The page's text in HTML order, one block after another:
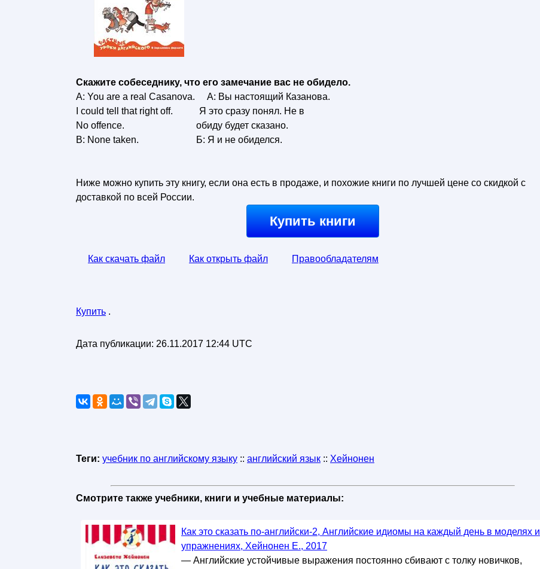
Скажите собеседнику, что его замечание вас не обидело.
A: You are a real Casanova. А: Вы настоящий Казанова.
I could tell that right off. Я это сразу понял. Не в
No offence. обиду будет сказано.
В: None taken. Б: Я и не обиделся.
Ниже можно купить эту книгу, если она есть в продаже, и похожие книги по лучшей цене со скидкой с
доставкой по всей России.
Купить книги
Как скачать файл Как открыть файл Правообладателям
Купить .
Дата публикации: 26.11.2017 12:44 UTC
Теги: учебник по английскому языку :: английский язык :: Хейнонен
Смотрите также учебники, книги и учебные материалы:
Как это сказать по-английски-2, Английские идиомы на каждый день в моделях и
упражнениях, Хейнонен Е., 2017
— Английские устойчивые выражения постоянно сбивают с толку новичков,